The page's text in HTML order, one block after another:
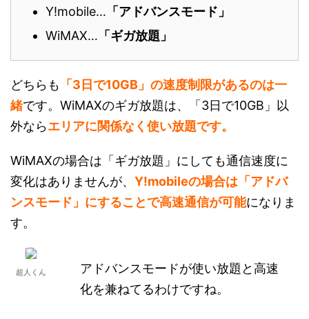
Y!mobile… 「アドバンスモード」
WiMAX… 「ギガ放題」
どちらも 「3日で10GB」の速度制限があるのは一
緒です。WiMAXのギガ放題は、「3日で10GB」以
外ならエリアに関係なく使い放題です。
WiMAXの場合は「ギガ放題」にしても通信速度に
変化はありませんが、 Y!mobileの場合は「アドバ
ンスモード」にすることで高速通信が可能になりま
す。
超人くん
アドバンスモードが使い放題と高速
化を兼ねてるわけですね。